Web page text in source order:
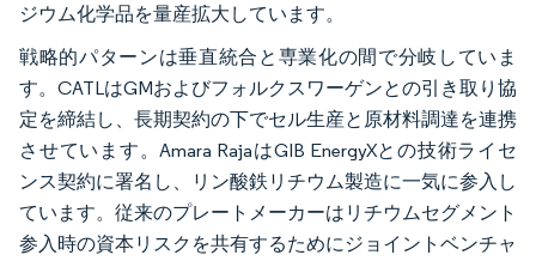
ジウム化学品を量産拡大しています。
戦略的パターンは垂直統合と専業化の間で分岐していま
す。CATLはGMおよびフォルクスワーゲンとの引き取り協
定を締結し、長期契約の下でセル生産と原材料調達を連携
させています。Amara RajaはGIB EnergyXとの技術ライセ
ンス契約に署名し、リン酸鉄リチウム製造に一気に参入し
ています。従来のプレートメーカーはリチウムセグメント
参入時の資本リスクを共有するためにジョイントベンチャ